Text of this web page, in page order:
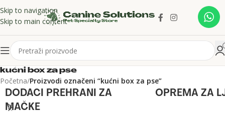
Skip to navigation
Skip to main content
kućni box za pse
Početna/Proizvodi označeni “kućni box za pse”
DODACI PREHRANI ZA
MAČKE
OPREMA ZA